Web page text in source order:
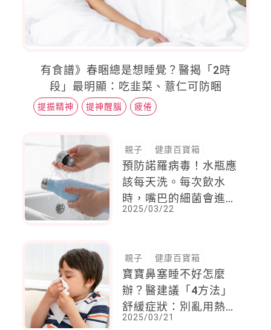
有食譜》春睏總是想睡覺？醫揭「2時
段」最明顯：吃韭菜、薏仁可防睏
提振精神 提神醒腦 疲倦
親子 健康百寶箱
預防諾羅病毒！水瓶應
該每天洗。每次飲水
時，嘴巴的細菌會進入
瓶內，手部的細菌也會
2025/03/22
親子 健康百寶箱
寶寶鼻塞睡不好怎麼
辦？醫建議「4方法」
舒緩症狀：別亂用熱水
蒸氣
2025/03/21